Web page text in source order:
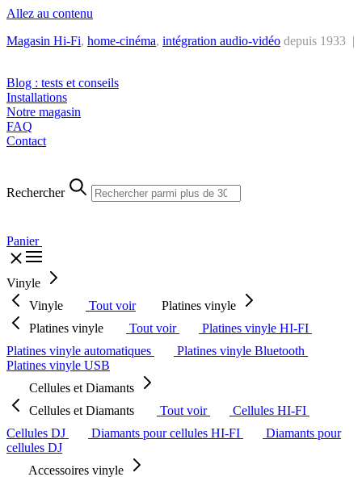
Allez au contenu
Magasin Hi-Fi, home-cinéma, intégration audio-vidéo depuis 1933 |
Blog : tests et conseils
Installations
Notre magasin
FAQ
Contact
Rechercher
Panier
Vinyle
Vinyle
Tout voir
Platines vinyle
Platines vinyle
Tout voir
Platines vinyle HI-FI
Platines vinyle automatiques
Platines vinyle Bluetooth
Platines vinyle USB
Cellules et Diamants
Cellules et Diamants
Tout voir
Cellules HI-FI
Cellules DJ
Diamants pour cellules HI-FI
Diamants pour
cellules DJ
Accessoires vinyle